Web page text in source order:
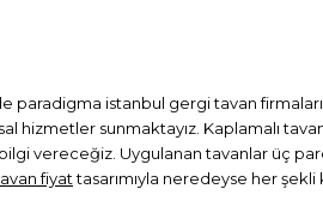
paradigma istanbul gergi tavan
hizmetler sunmaktayız. Kaplamalı
vereceğiz. Uygulanan tavanlar üç
fiyattasarımıyla neredeyse her